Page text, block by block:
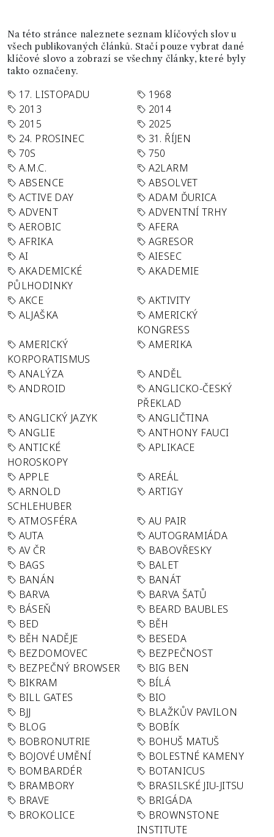
Na této stránce naleznete seznam klíčových slov u
všech publikovaných článků. Stačí pouze vybrat dané
klíčové slovo a zobrazí se všechny články, které byly
takto označeny.
17. LISTOPADU
1968
2013
2014
2015
2025
24. PROSINEC
31. ŘÍJEN
70S
750
A.M.C.
A2LARM
ABSENCE
ABSOLVET
ACTIVE DAY
ADAM ĎURICA
ADVENT
ADVENTNÍ TRHY
AEROBIC
AFERA
AFRIKA
AGRESOR
AI
AIESEC
AKADEMICKÉ
PŮLHODINKY
AKADEMIE
AKCE
AKTIVITY
ALJAŠKA
AMERICKÝ
KONGRESS
AMERICKÝ
KORPORATISMUS
AMERIKA
ANALÝZA
ANDĚL
ANDROID
ANGLICKO-ČESKÝ
PŘEKLAD
ANGLICKÝ JAZYK
ANGLIČTINA
ANGLIE
ANTHONY FAUCI
ANTICKÉ
HOROSKOPY
APLIKACE
APPLE
AREÁL
ARNOLD
SCHLEHUBER
ARTIGY
ATMOSFÉRA
AU PAIR
AUTA
AUTOGRAMIÁDA
AV ČR
BABOVŘESKY
BAGS
BALET
BANÁN
BANÁT
BARVA
BARVA ŠATŮ
BÁSEŇ
BEARD BAUBLES
BED
BĚH
BĚH NADĚJE
BESEDA
BEZDOMOVEC
BEZPEČNOST
BEZPEČNÝ BROWSER
BIG BEN
BIKRAM
BÍLÁ
BILL GATES
BIO
BJJ
BLAŽKŮV PAVILON
BLOG
BOBÍK
BOBRONUTRIE
BOHUŠ MATUŠ
BOJOVÉ UMĚNÍ
BOLESTNÉ KAMENY
BOMBARDÉR
BOTANICUS
BRAMBORY
BRASILSKÉ JIU-JITSU
BRAVE
BRIGÁDA
BROKOLICE
BROWNSTONE
INSTITUTE